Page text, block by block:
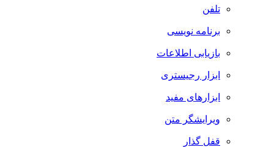
تلفن
برنامه نویسی
بازیابی اطلاعات
ابزار رجیستری
ابزارهای مفید
ویرایشگر متن
قفل گذار